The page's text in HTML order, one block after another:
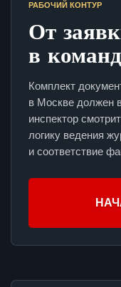
РАБОЧИЙ КОНТУР
От
в
Комплект
в Москве должен
инспектор
логику ведения
и соответствие